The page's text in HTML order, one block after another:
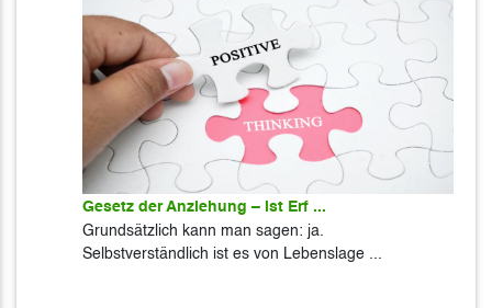
Gesetz der Anziehung – ist Erf ...
Grundsätzlich kann man sagen: ja.
Selbstverständlich ist es von Lebenslage ...